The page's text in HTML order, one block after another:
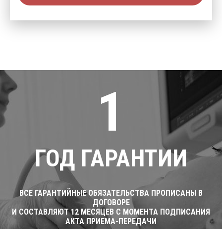
1
ГОД ГАРАНТИИ
ВСЕ ГАРАНТИЙНЫЕ ОБЯЗАТЕЛЬСТВА ПРОПИСАНЫ В
ДОГОВОРЕ
И СОСТАВЛЯЮТ 12 МЕСЯЦЕВ С МОМЕНТА ПОДПИСАНИЯ
АКТА ПРИЕМА-ПЕРЕДАЧИ